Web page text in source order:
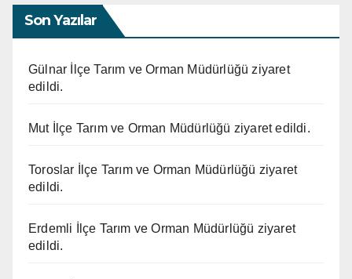
Son Yazılar
Gülnar İlçe Tarım ve Orman Müdürlüğü ziyaret
edildi.
Mut İlçe Tarım ve Orman Müdürlüğü ziyaret edildi.
Toroslar İlçe Tarım ve Orman Müdürlüğü ziyaret
edildi.
Erdemli İlçe Tarım ve Orman Müdürlüğü ziyaret
edildi.